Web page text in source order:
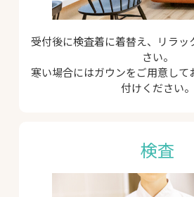
受付後に検査着に着替え、リラッ
さい。
寒い場合にはガウンをご用意して
付けください。
検査